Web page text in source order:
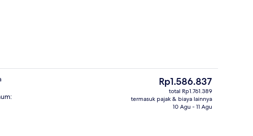
Detail eksterior
Harga
saat
ini
Rp1.586.837
Rp1.586.837
total Rp1.761.389
termasuk pajak & biaya lainnya
10 Agu - 11 Agu